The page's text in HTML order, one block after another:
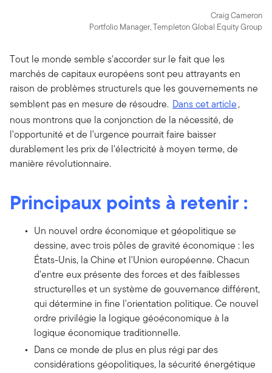
Craig Cameron
Portfolio Manager, Templeton Global Equity Group
Tout le monde semble s'accorder sur le fait que les
marchés de capitaux européens sont peu attrayants en
raison de problèmes structurels que les gouvernements ne
semblent pas en mesure de résoudre. Dans cet article,
nous montrons que la conjonction de la nécessité, de
l'opportunité et de l'urgence pourrait faire baisser
durablement les prix de l'électricité à moyen terme, de
manière révolutionnaire.
Principaux points à retenir :
Un nouvel ordre économique et géopolitique se
dessine, avec trois pôles de gravité économique : les
États-Unis, la Chine et l'Union européenne. Chacun
d'entre eux présente des forces et des faiblesses
structurelles et un système de gouvernance différent,
qui détermine in fine l'orientation politique. Ce nouvel
ordre privilégie la logique géoéconomique à la
logique économique traditionnelle.
Dans ce monde de plus en plus régi par des
considérations géopolitiques, la sécurité énergétique